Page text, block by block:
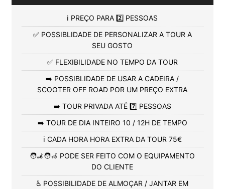
ℹ️ PREÇO PARA 2️⃣ PESSOAS
✅ POSSIBLIDADE DE PERSONALIZAR A TOUR A
SEU GOSTO
✅ FLEXIBILIDADE NO TEMPO DA TOUR
➡️ POSSIBLIDADE DE USAR A CADEIRA /
SCOOTER OFF ROAD POR UM PREÇO EXTRA
➡️ TOUR PRIVADA ATÉ 7️⃣ PESSOAS
➡️ TOUR DE DIA INTEIRO 10 / 12H DE TEMPO
ℹ️ CADA HORA HORA EXTRA DA TOUR 75€
🧑‍🦼🧑‍🦽 PODE SER FEITO COM O EQUIPAMENTO
DO CLIENTE
♿ POSSIBILIDADE DE ALMOÇAR / JANTAR EM